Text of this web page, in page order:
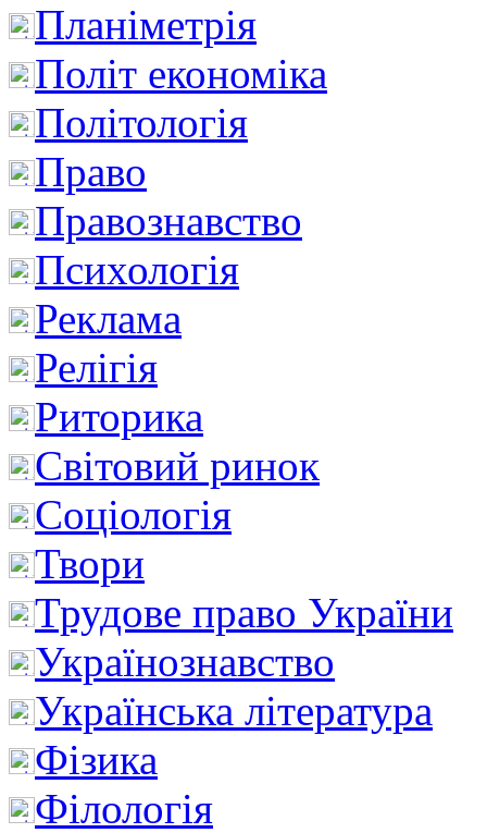
Планіметрія
Політ економіка
Політологія
Право
Правознавство
Психологія
Реклама
Релігія
Риторика
Світовий ринок
Соціологія
Твори
Трудове право України
Українознавство
Українська література
Фізика
Філологія